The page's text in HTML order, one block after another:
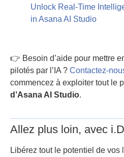
Unlock Real-Time
in Asana AI Studio
👉 Besoin d’aide pour mettre
pilotés par l’IA ? Contactez-
commencez à exploiter tout le
d’Asana AI Studio.
Allez plus loin, avec
Libérez tout le potentiel de vos